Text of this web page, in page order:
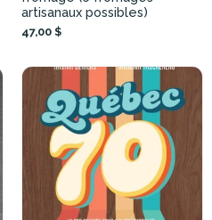
artisanaux possibles)
47,00 $